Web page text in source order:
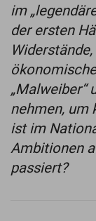
im
der ersten
„Malweiber“
nehmen, um
ist im
Ambitionen
passiert?